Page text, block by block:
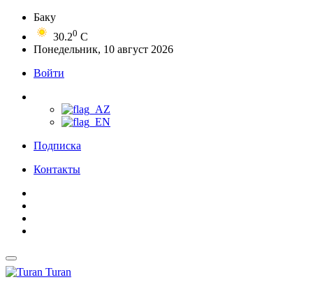
Баку
30.20 C
Понедельник, 10 август 2026
Войти
Подписка
Контакты
Turan